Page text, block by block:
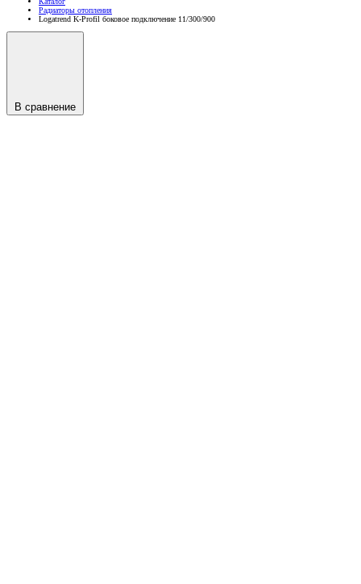
Радиаторы отопления
Logatrend K-Profil боковое подключение 11/300/900
В сравнение